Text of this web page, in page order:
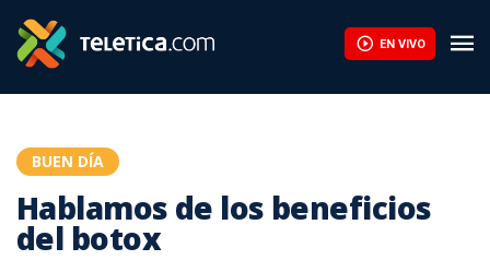
EN VIVO
BUEN DÍA
Hablamos de los beneficios
del botox